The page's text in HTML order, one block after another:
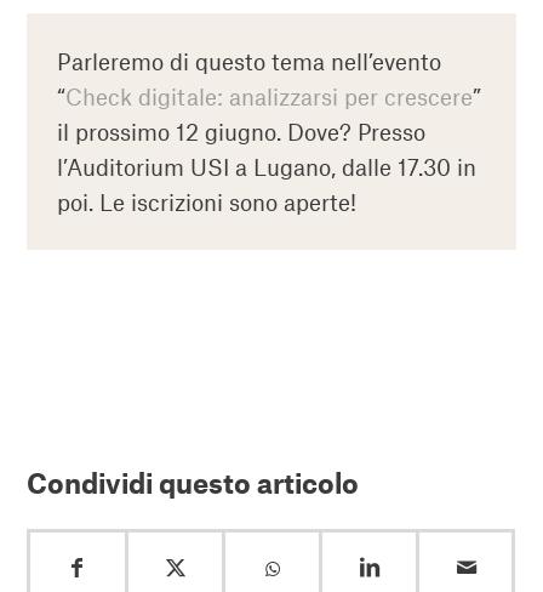
Parleremo di questo tema nell’evento
“Check digitale: analizzarsi per crescere”
il prossimo 12 giugno. Dove? Presso
l’Auditorium USI a Lugano, dalle 17.30 in
poi. Le iscrizioni sono aperte!
Condividi questo articolo